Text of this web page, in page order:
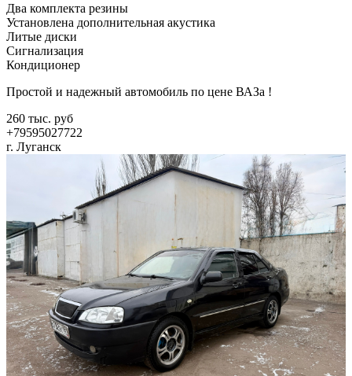
Два комплекта резины
Установлена дополнительная акустика
Литые диски
Сигнализация
Кондиционер
Простой и надежный автомобиль по цене ВАЗа !
260 тыс. руб
+79595027722
г. Луганск